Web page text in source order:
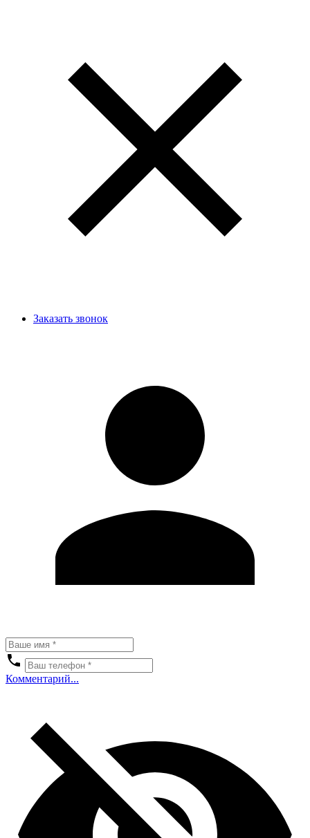
Заказать звонок
Комментарий...